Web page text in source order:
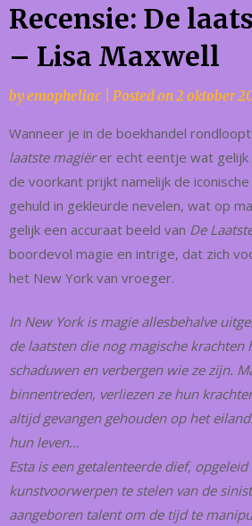
Recensie: De
– Lisa Maxwell
byemopheliac Posted on2 oktober
Wanneer je in de boekhandel
laatste magiërer echt eentje wat
de voorkant prijkt namelijk de
gehuld in gekleurde nevelen, wat op
gelijk een accuraat beeld van De
boordevol magie en intrige, dat zich
het New York van vroeger.
In New York is magie allesbehalve
de laatsten die nog magische krachten
schaduwen en verbergen wie ze zijn.
binnentreden, verliezen ze hun
altijd gevangen gehouden op het
hun leven…
Esta is een getalenteerde dief,
kunstvoorwerpen te stelen van de
aangeboren talent om de tijd te